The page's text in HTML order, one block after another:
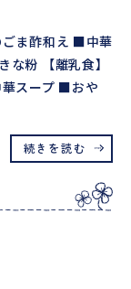
ま酢和え ■中華
粉 【離乳食】
スープ ■おや
続きを読む